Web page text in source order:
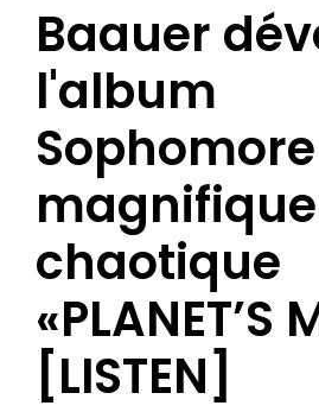
Baauer
l'album
Sophomore
chaotique
«PLANET’S
[LISTEN]